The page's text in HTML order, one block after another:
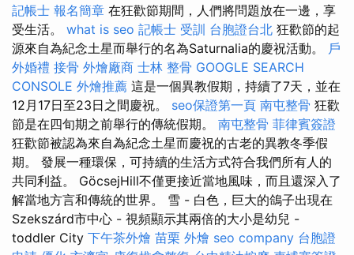
記帳士 報名簡章 在狂歡節期間，人們將問題放在一邊，享
受生活。 what is seo 記帳士 受訓 台胞證台北 狂歡節的起
源來自為紀念土星而舉行的名為Saturnalia的慶祝活動。 戶
外婚禮 接骨 外燴廠商 士林 整骨 GOOGLE SEARCH
CONSOLE 外燴推薦 這是一個異教假期，持續了7天，並在
12月17日至23日之間慶祝。 seo保證第一頁 南屯整骨 狂歡
節是在四旬期之前舉行的傳統假期。 南屯整骨 菲律賓簽證
狂歡節被認為來自為紀念土星而慶祝的古老的異教冬季假
期。 發展一種環保，可持續的生活方式符合我們所有人的
共同利益。 GöcsejHill不僅更接近當地風味，而且還深入了
解當地方言和傳統的世界。 雪 - 白色，巨大的鴿子出現在
Szekszárd市中心 - 視頻顯示其兩倍的大小是幼兒 -
toddler City 下午茶外燴 苗栗 外燴 seo company 台胞證